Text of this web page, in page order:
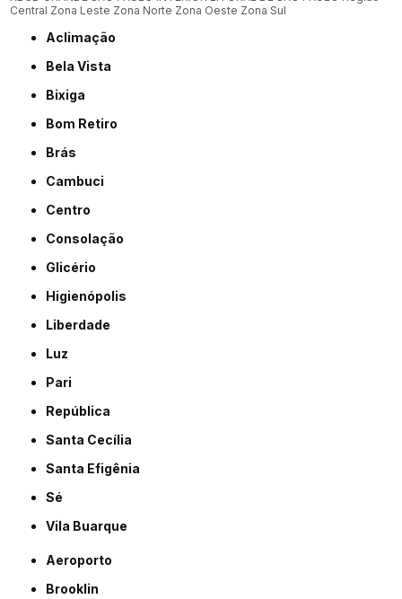
Central Zona Leste Zona Norte Zona Oeste Zona Sul
Aclimação
Bela Vista
Bixiga
Bom Retiro
Brás
Cambuci
Centro
Consolação
Glicério
Higienópolis
Liberdade
Luz
Pari
República
Santa Cecília
Santa Efigênia
Sé
Vila Buarque
Aeroporto
Brooklin